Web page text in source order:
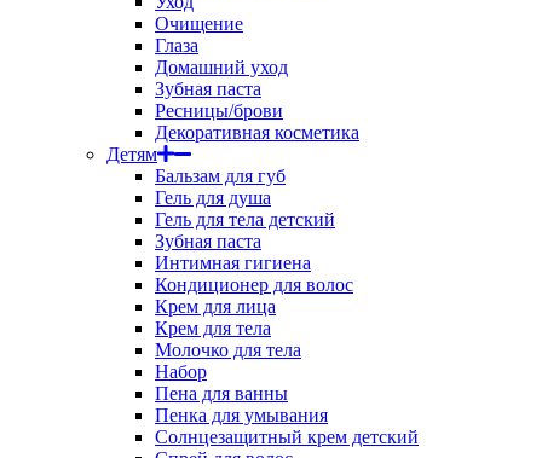
Очищение
Глаза
Домашний уход
Зубная паста
Ресницы/брови
Декоративная косметика
Детям
Бальзам для губ
Гель для душа
Гель для тела детский
Зубная паста
Интимная гигиена
Кондиционер для волос
Крем для лица
Крем для тела
Молочко для тела
Набор
Пена для ванны
Пенка для умывания
Солнцезащитный крем детский